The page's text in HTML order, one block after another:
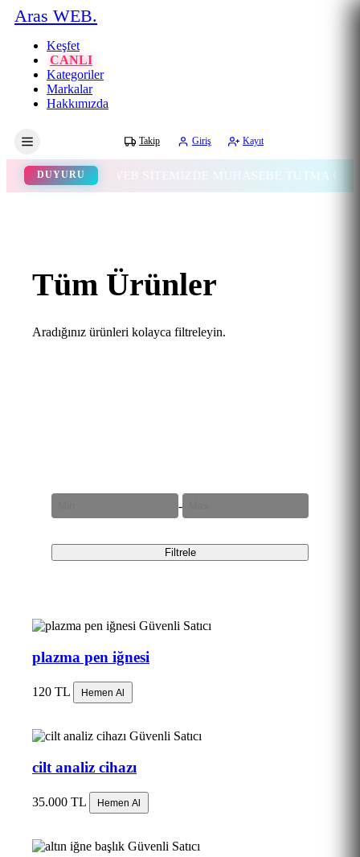
Aras WEB.
Keşfet
CANLI
Kategoriler
Markalar
Hakkımızda
Takip Giriş Kayıt
DUYURU WEB SİTEMİZDE MUHASEBE TUTMA
Tüm Ürünler
Aradığınız ürünleri kolayca filtreleyin.
-
Filtrele
Güvenli Satıcı
plazma pen iğnesi
120 TL Hemen Al
Güvenli Satıcı
cilt analiz cihazı
35.000 TL Hemen Al
Güvenli Satıcı